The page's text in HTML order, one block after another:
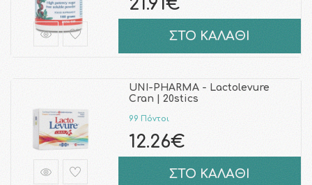
21.91€
ΣΤΟ ΚΑΛΑΘΙ
UNI-PHARMA - Lactolevure
Cran | 20stics
99 Πόντοι
12.26€
ΣΤΟ ΚΑΛΑΘΙ